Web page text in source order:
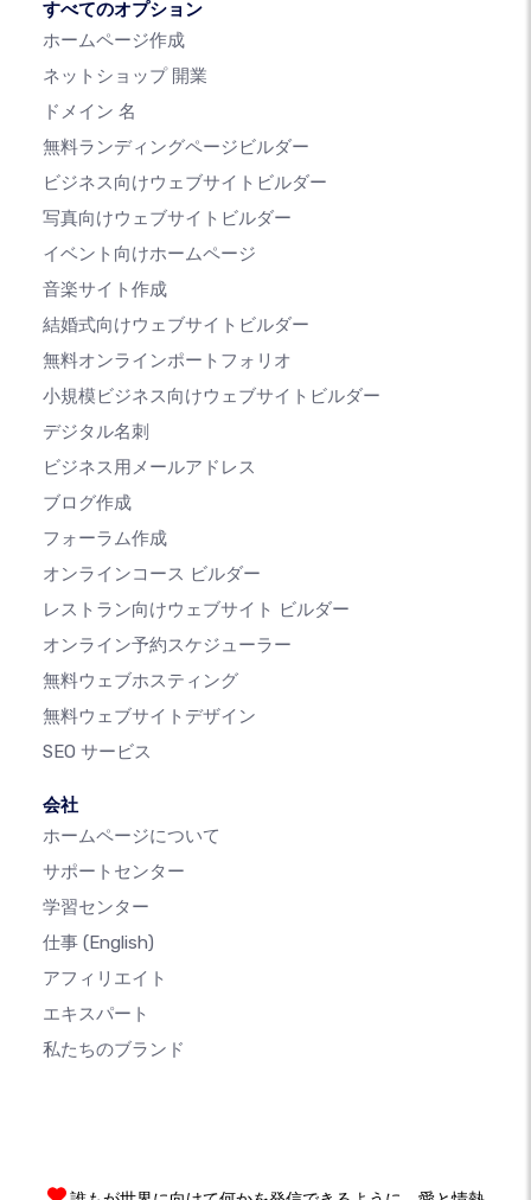
すべてのオプション
ホームページ作成
ネットショップ 開業
ドメイン 名
無料ランディングページビルダー
ビジネス向けウェブサイトビルダー
写真向けウェブサイトビルダー
イベント向けホームページ
音楽サイト作成
結婚式向けウェブサイトビルダー
無料オンラインポートフォリオ
小規模ビジネス向けウェブサイトビルダー
デジタル名刺
ビジネス用メールアドレス
ブログ作成
フォーラム作成
オンラインコース ビルダー
レストラン向けウェブサイト ビルダー
オンライン予約スケジューラー
無料ウェブホスティング
無料ウェブサイトデザイン
SEO サービス
会社
ホームページについて
サポートセンター
学習センター
仕事 (English)
アフィリエイト
エキスパート
私たちのブランド